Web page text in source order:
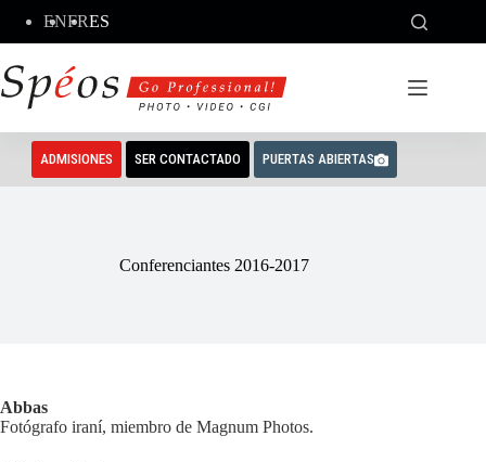
contenido
ENFRES
ADMISIONES SER CONTACTADO PUERTAS ABIERTAS
Conferenciantes 2016-2017
Abbas
Fotógrafo iraní, miembro de Magnum Photos.